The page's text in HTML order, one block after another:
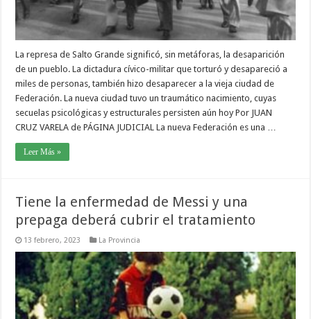
La represa de Salto Grande significó, sin metáforas, la desaparición
de un pueblo. La dictadura cívico-militar que torturó y desapareció a
miles de personas, también hizo desaparecer a la vieja ciudad de
Federación. La nueva ciudad tuvo un traumático nacimiento, cuyas
secuelas psicológicas y estructurales persisten aún hoy Por JUAN
CRUZ VARELA de PÁGINA JUDICIAL La nueva Federación es una …
Leer Más »
Tiene la enfermedad de Messi y una
prepaga deberá cubrir el tratamiento
13 febrero, 2023 La Provincia